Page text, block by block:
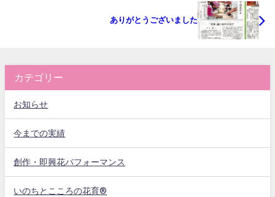
ありがとうございました
カテゴリー
お知らせ
今までの実績
創作・即興花パフォーマンス
いのちとこころの花育®